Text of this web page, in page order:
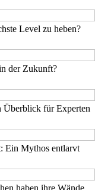
Level zu heben?
der Zukunft?
Überblick für Experten
Ein Mythos entlarvt
haben ihre Wände